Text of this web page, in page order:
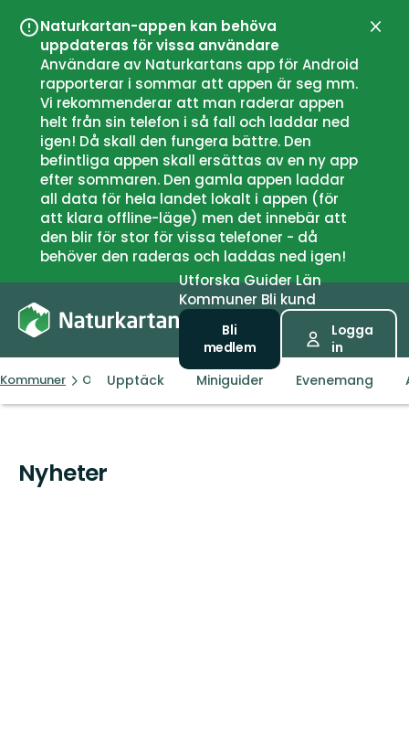
Naturkartan-appen kan behöva
uppdateras för vissa användare
Användare av Naturkartans app för Android
rapporterar i sommar att appen är seg mm.
Vi rekommenderar att man raderar appen
helt från sin telefon i så fall och laddar ned
igen! Då skall den fungera bättre. Den
befintliga appen skall ersättas av en ny app
efter sommaren. Den gamla appen laddar
all data för hela landet lokalt i appen (för
att klara offline-läge) men det innebär att
den blir för stor för vissa telefoner - då
behöver den raderas och laddas ned igen!
UtforskaGuiderLän
Kommuner Bli kund
Bli
medlem
Logga
in
Kommuner OsterøyUpptäck Miniguider Evenemang
Nyheter